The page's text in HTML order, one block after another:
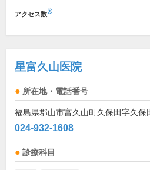
アクセス数※
星富久山医院
所在地・電話番号
福島県郡山市富久山町久保田字久保
024-932-1608
診療科目